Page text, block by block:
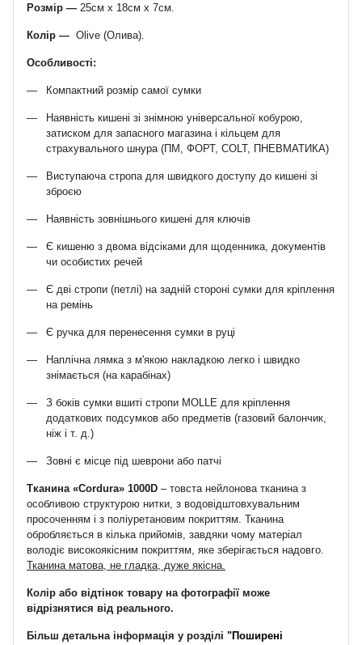
Розмір ― 25см х 18см х 7см.
Колір ― Olive (Олива).
Особливості:
Компактний розмір самої сумки
Наявність кишені зі знімною універсальної кобурою,
затиском для запасного магазина і кільцем для
страхувального шнура (ПМ, ФОРТ, COLT, ПНЕВМАТИКА)
Виступаюча стропа для швидкого доступу до кишені зі
зброєю
Наявність зовнішнього кишені для ключів
Є кишеню з двома відсіками для щоденника, документів
чи особистих речей
Є дві стропи (петлі) на задній стороні сумки для кріплення
на ремінь
Є ручка для перенесення сумки в руці
Наплічна лямка з м'якою накладкою легко і швидко
знімається (на карабінах)
З боків сумки вшиті стропи MOLLE для кріплення
додаткових подсумков або предметів (газовий балончик,
ніж і т. д.)
Зовні є місце під шеврони або патчі
Тканина «Cordura» 1000D – товста нейлонова тканина з
особливою структурою нитки, з водовідштовхувальним
просоченням і з поліуретановим покриттям. Тканина
обробляється в кілька прийомів, завдяки чому матеріал
володіє високоякісним покриттям, яке зберігається надовго.
Тканина матова, не гладка, дуже якісна.
Колір або відтінок товару на фотографії може
відрізнятися від реального.
Більш детальна інформація у розділі "Поширені